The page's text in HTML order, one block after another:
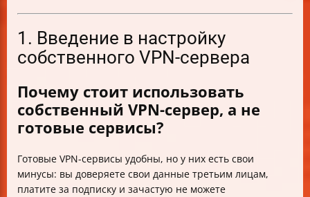
1. Введение в настройку
собственного VPN-сервера
Почему стоит использовать
собственный VPN-сервер, а не
готовые сервисы?
Готовые VPN-сервисы удобны, но у них есть свои
минусы: вы доверяете свои данные третьим лицам,
платите за подписку и зачастую не можете